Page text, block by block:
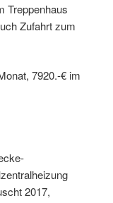
Treppenhaus
Zufahrt zum
7920.-€ im
2017,